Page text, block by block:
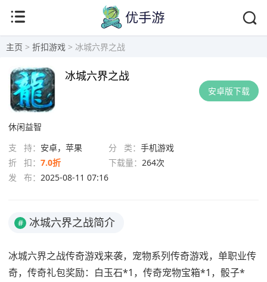
主页 > 折扣游戏 > 冰城六界之战
安卓版下载
冰城六界之战
休闲益智
支 持： 安卓，苹果 分 类： 手机游戏
折 扣： 7.0折 下载量： 264次
发 布： 2025-08-11 07:16
# 冰城六界之战简介
冰城六界之战传奇游戏来袭，宠物系列传奇游戏，单职业传
奇，传奇礼包奖励：白玉石*1，传奇宠物宝箱*1，骰子*